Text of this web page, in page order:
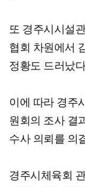
또 경주시시설
협회 차원에서
정황도 드러났
이에 따라 경주
원회의 조사 결
수사 의뢰를 의
경주시체육회